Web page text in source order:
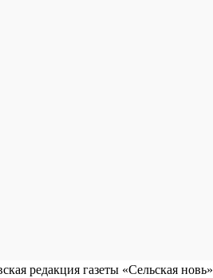
редакция газеты «Сельская новь»